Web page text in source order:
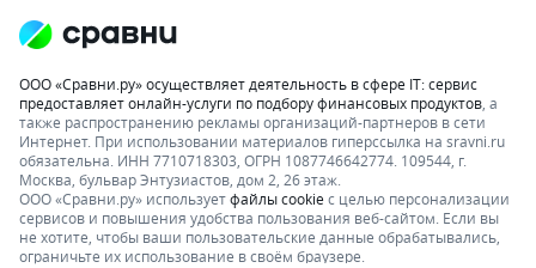
ООО «Сравни.ру» осуществляет деятельность в сфере IT: сервис
предоставляет онлайн-услуги по подбору финансовых продуктов, а
также распространению рекламы организаций-партнеров в сети
Интернет. При использовании материалов гиперссылка на sravni.ru
обязательна. ИНН 7710718303, ОГРН 1087746642774. 109544, г.
Москва, бульвар Энтузиастов, дом 2, 26 этаж.
ООО «Сравни.ру» используетфайлы cookieс целью персонализации
сервисов и повышения удобства пользования веб-сайтом. Если вы
не хотите, чтобы ваши пользовательские данные обрабатывались,
ограничьте их использование в своём браузере.